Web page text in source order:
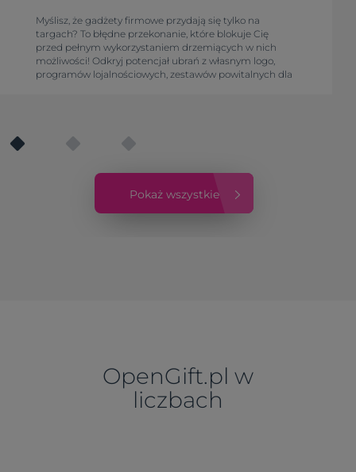
Myślisz, że gadżety firmowe przydają się tylko na
targach? To błędne przekonanie, które blokuje Cię
przed pełnym wykorzystaniem drzemiących w nich
możliwości! Odkryj potencjał ubrań z własnym logo,
programów lojalnościowych, zestawów powitalnych dla
Pokaż wszystkie
OpenGift.pl w
liczbach